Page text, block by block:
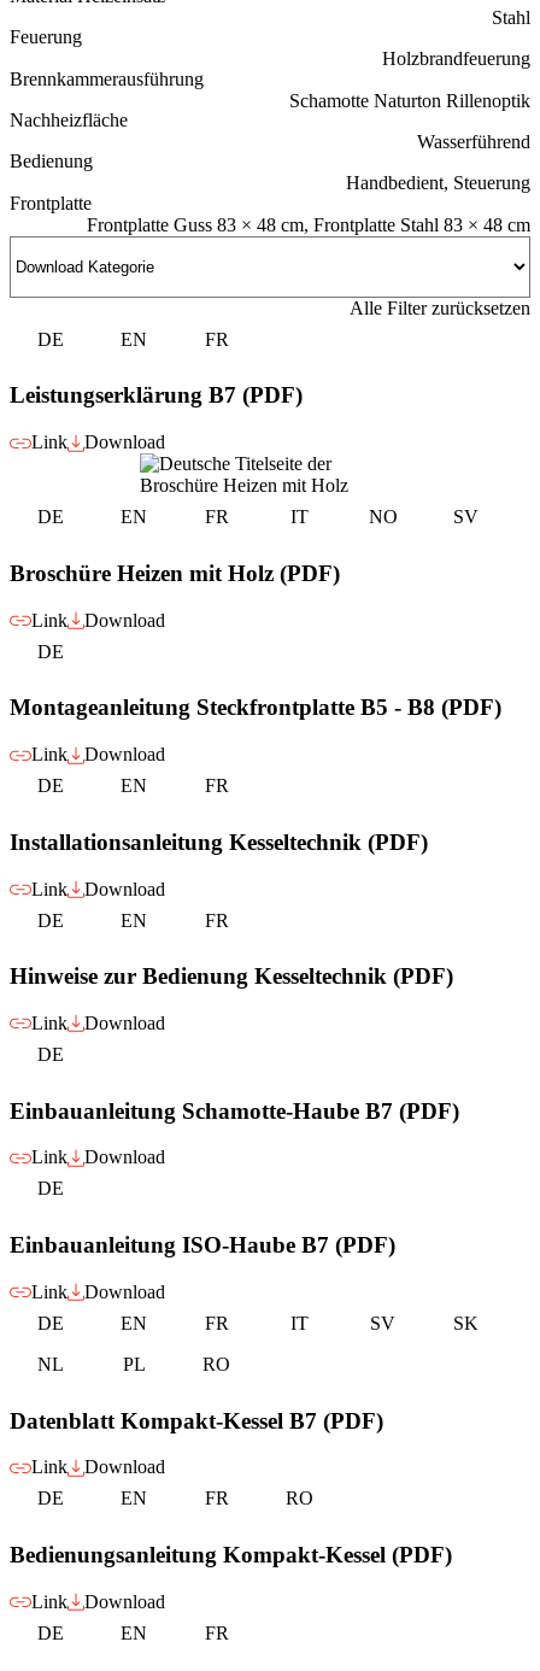
Stahl
Feuerung
Holzbrandfeuerung
Brennkammerausführung
Schamotte Naturton Rillenoptik
Nachheizfläche
Wasserführend
Bedienung
Handbedient, Steuerung
Frontplatte
Frontplatte Guss 83 × 48 cm, Frontplatte Stahl 83 × 48 cm
Alle Filter zurücksetzen
DE
EN FR
Leistungserklärung B7 (PDF)
Link Download
DE EN FR IT NO SV
Broschüre Heizen mit Holz (PDF)
Link
Download
DE
Montageanleitung Steckfrontplatte B5 - B8 (PDF)
Link
Download
DE
EN FR
Installationsanleitung Kesseltechnik (PDF)
Link
Download
DE
EN FR
Hinweise zur Bedienung Kesseltechnik (PDF)
Link
Download
DE
Einbauanleitung Schamotte-Haube B7 (PDF)
Link
Download
DE
Einbauanleitung ISO-Haube B7 (PDF)
Link
Download
DE
EN FR IT SV
SK
NL
PL RO
Datenblatt Kompakt-Kessel B7 (PDF)
Link
Download
DE
EN FR RO
Bedienungsanleitung Kompakt-Kessel (PDF)
Link
Download
DE
EN FR